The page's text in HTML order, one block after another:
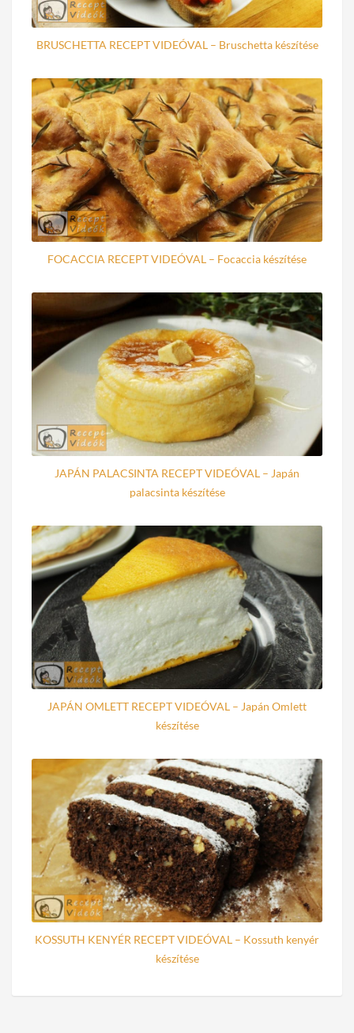
BRUSCHETTA RECEPT VIDEÓVAL – Bruschetta készítése
FOCACCIA RECEPT VIDEÓVAL – Focaccia készítése
JAPÁN PALACSINTA RECEPT VIDEÓVAL – Japán
palacsinta készítése
JAPÁN OMLETT RECEPT VIDEÓVAL – Japán Omlett
készítése
KOSSUTH KENYÉR RECEPT VIDEÓVAL – Kossuth kenyér
készítése